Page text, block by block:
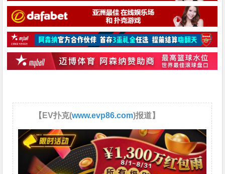
【EV扑克(www.evp86.com)报道】